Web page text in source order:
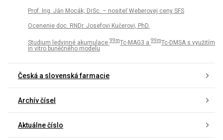
Prof. Ing. Ján Mocák, DrSc. – nositeľ Weberovej ceny SFS
Ocenenie doc. RNDr. Josefovi Kučerovi, PhD.
Studium ledvinné akumulace 99mTc-MAG3 a 99mTc-DMSA s využitím
in vitro buněčného modelu
Česká a slovenská farmacie
Archív čísel
Aktuálne číslo